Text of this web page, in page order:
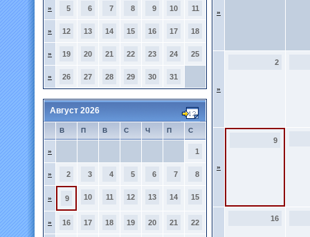
» 5 6 7 8 9 10 11
» 12 13 14 15 16 17 18
» 19 20 21 22 23 24 25
» 26 27 28 29 30 31
Август 2026
В П В С Ч П С
» 1
» 2 3 4 5 6 7 8
» 9 10 11 12 13 14 15
» 16 17 18 19 20 21 22
»
»
2
»
9
16